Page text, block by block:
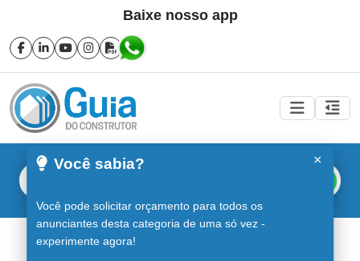
Baixe nosso app
Reforço de Fundações em Sorocaba
×
Você sabia?
Você pode solicitar orçamento para todos os
anunciantes desta categoria de uma só vez -
experimente agora!